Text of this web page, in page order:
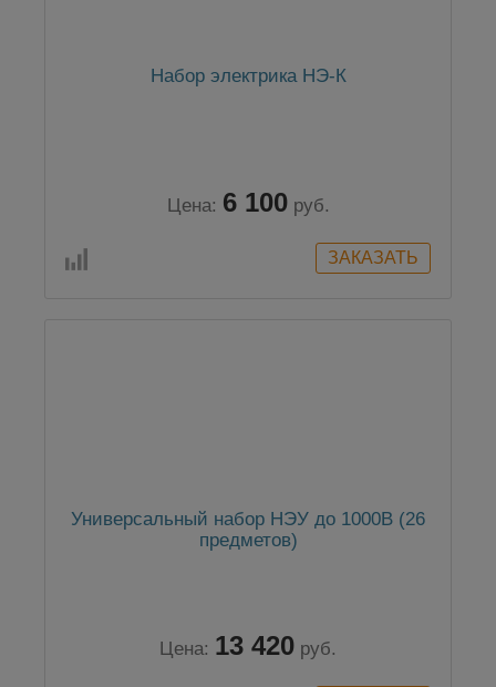
Набор электрика НЭ-К
Цена: 6 100 руб.
Универсальный набор НЭУ до 1000В (26
предметов)
Цена: 13 420 руб.